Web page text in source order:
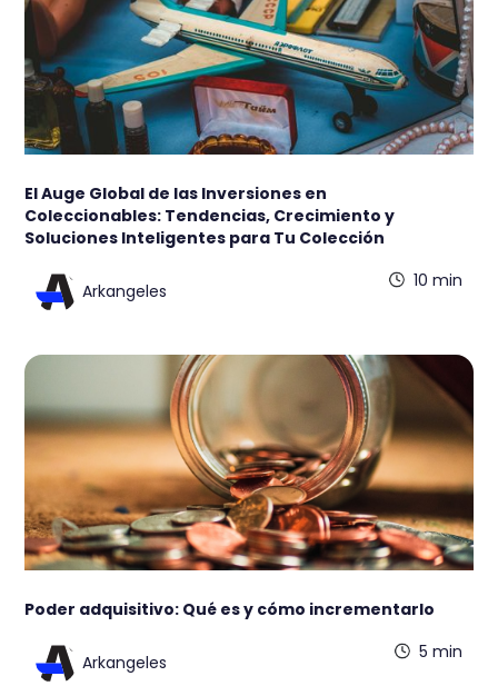
El Auge Global de las Inversiones en
Coleccionables: Tendencias, Crecimiento y
Soluciones Inteligentes para Tu Colección
Arkangeles
10 min
Poder adquisitivo: Qué es y cómo incrementarlo
Arkangeles
5 min